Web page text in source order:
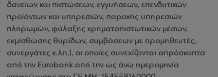
δανείων και πιστώσεων, εγγυήσεων, επενδυτικών
προϊόντων και υπηρεσιών, παροχής υπηρεσιών
πληρωμών, φύλαξης χρηματοπιστωτικών μέσων,
εκμίσθωσης θυρίδων, συμβάσεων με προμηθευτές,
συνεργάτες κ.λπ.), οι οποίες συνεχίζονται απρόσκοπτα
από την Eurobank από την ως άνω ημερομηνία